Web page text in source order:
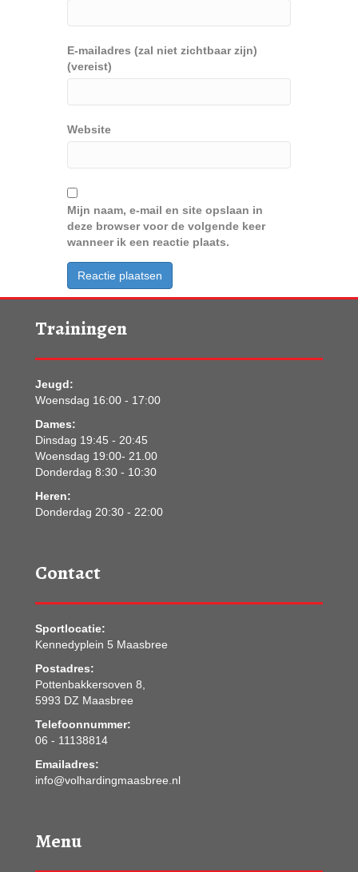
E-mailadres (zal niet zichtbaar zijn)
(vereist)
Website
Mijn naam, e-mail en site opslaan in
deze browser voor de volgende keer
wanneer ik een reactie plaats.
Trainingen
Jeugd:
Woensdag 16:00 - 17:00
Dames:
Dinsdag 19:45 - 20:45
Woensdag 19:00- 21.00
Donderdag 8:30 - 10:30
Heren:
Donderdag 20:30 - 22:00
Contact
Sportlocatie:
Kennedyplein 5 Maasbree
Postadres:
Pottenbakkersoven 8,
5993 DZ Maasbree
Telefoonnummer:
06 - 11138814
Emailadres:
info@volhardingmaasbree.nl
Menu